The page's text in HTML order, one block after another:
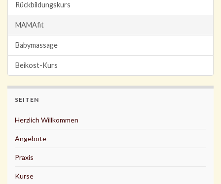
Rückbildungskurs
MAMAfit
Babymassage
Beikost-Kurs
SEITEN
Herzlich Willkommen
Angebote
Praxis
Kurse